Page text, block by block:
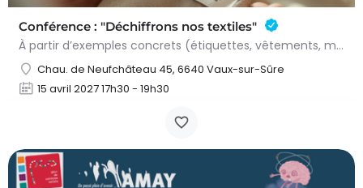
Conférence : "Déchiffrons nos textiles"
À partir d’exemples concrets (étiquettes, vêtements, matières), nous découvrirons ce qui se cache derrière…
Chau. de Neufchâteau 45, 6640 Vaux-sur-Sûre
15 avril 2027 17h30 - 19h30